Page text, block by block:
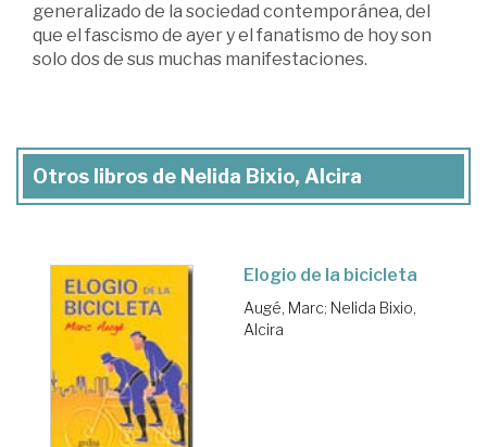
generalizado de la sociedad contemporánea, del
que el fascismo de ayer y el fanatismo de hoy son
solo dos de sus muchas manifestaciones.
Otros libros de Nelida Bixio, Alcira
Elogio de la bicicleta
Augé, Marc; Nelida Bixio,
Alcira